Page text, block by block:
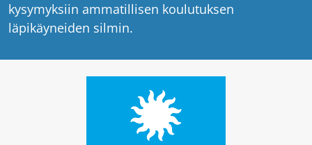
kysymyksiin ammatillisen koulutuksen
läpikäyneiden silmin.